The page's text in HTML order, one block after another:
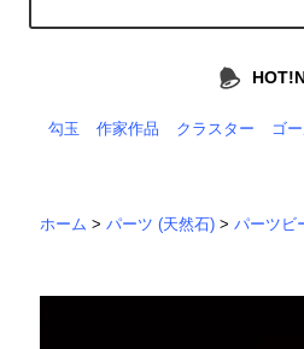
勾玉 作家作品 クラスター ゴ
ホーム >パーツ (天然石) >パーツビ